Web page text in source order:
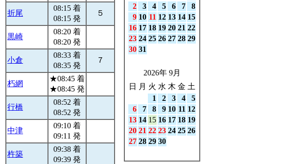
折尾
08:15 着
08:15 発
５
黒崎
08:20 着
08:20 発
小倉
08:33 着
08:35 発
７
朽網
★08:45 着
★08:45 発
行橋
08:52 着
08:52 発
中津
09:10 着
09:11 発
杵築
09:38 着
09:39 発
2
3 4 5 6 7
8
9 10 11 12 13 14 15
16 17 18 19 20 21 22
23 24 25 26 27 28 29
30 31
2026年 9月
日
月 火 水 木 金 土
1
2 3 4
5
6
7 8 9 10 11 12
13 14 15 16 17 18 19
20 21 22 23 24 25 26
27 28 29 30